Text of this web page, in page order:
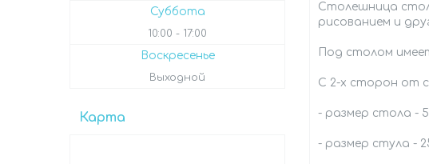
Столешница
рисованием и
Под столом
С 2-х сторон от
- размер стола -
- размер стула -
Суббота
10:00 17:00
Воскресенье
Выходной
Карта